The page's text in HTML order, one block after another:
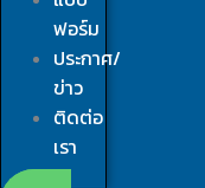
ฟอร์ม
ประกาศ/
ข่าว
ติดต่อ
เรา